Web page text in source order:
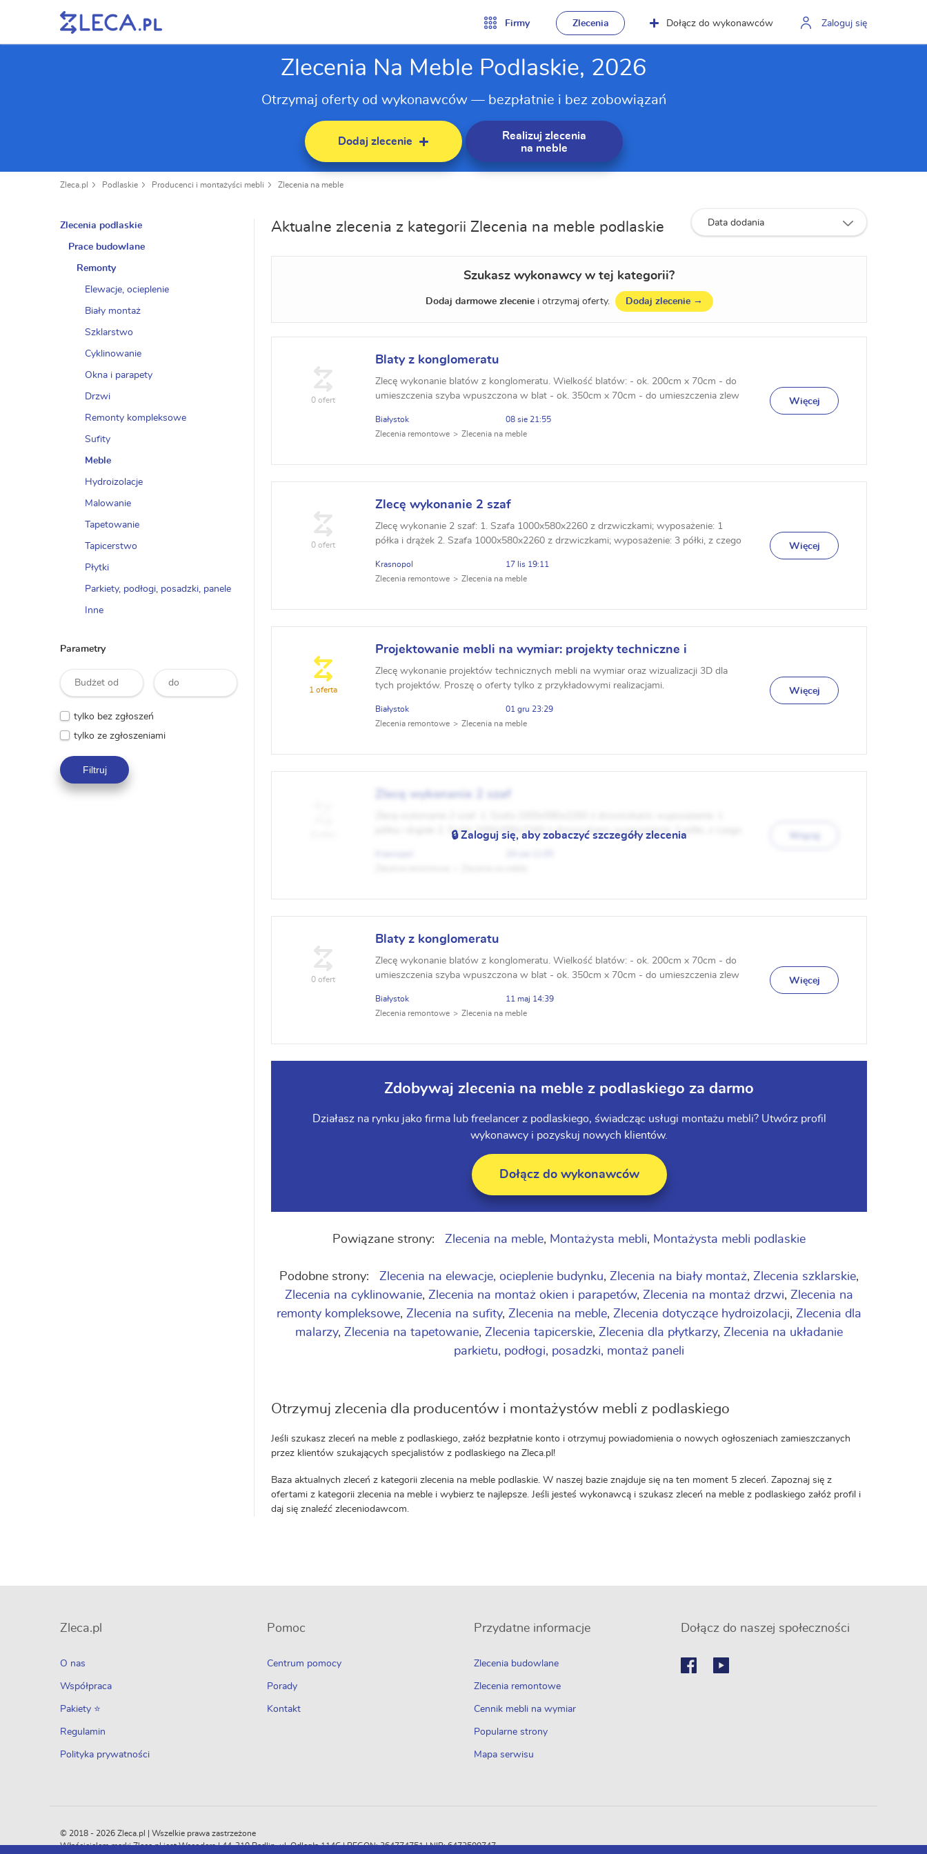
Firmy Zlecenia Dołącz do wykonawców Zaloguj się
Zlecenia Na Meble Podlaskie, 2026
Otrzymaj oferty od wykonawców — bezpłatnie i bez zobowiązań
Dodaj zlecenie
Realizuj zlecenia
na meble
Zleca.pl Podlaskie Producenci i montażyści mebli Zlecenia na meble
Data dodania
Aktualne zlecenia z kategorii Zlecenia na meble podlaskie
Szukasz wykonawcy w tej kategorii?
Dodaj darmowe zleceniei otrzymaj oferty. Dodaj zlecenie →
Blaty z konglomeratu
Zlecę wykonanie blatów z konglomeratu. Wielkość blatów: - ok. 200cm x 70cm - do
umieszczenia szyba wpuszczona w blat - ok. 350cm x 70cm - do umieszczenia zlew
Białystok
08 sie 21:55
Zlecenia remontowe
Zlecenia na meble
0 ofert Więcej
Zlecę wykonanie 2 szaf
Zlecę wykonanie 2 szaf: 1. Szafa 1000x580x2260 z drzwiczkami; wyposażenie: 1
półka i drążek 2. Szafa 1000x580x2260 z drzwiczkami; wyposażenie: 3 półki, z czego
Krasnopol
17 lis 19:11
Zlecenia remontowe
Zlecenia na meble
0 ofert Więcej
Projektowanie mebli na wymiar: projekty techniczne i
wizualizacje
Zlecę wykonanie projektów technicznych mebli na wymiar oraz wizualizacji 3D dla
tych projektów. Proszę o oferty tylko z przykładowymi realizacjami.
Białystok
01 gru 23:29
Zlecenia remontowe
Zlecenia na meble
1 oferta Więcej
Zlecę wykonanie 2 szaf
półka i drążek 2. Szafa 1000x580x2260 z drzwiczkami; wyposażenie: 3 półki, z czego
🔒 Zaloguj się, aby zobaczyć szczegóły zlecenia
Blaty z konglomeratu
Zlecę wykonanie blatów z konglomeratu. Wielkość blatów: - ok. 200cm x 70cm - do
umieszczenia szyba wpuszczona w blat - ok. 350cm x 70cm - do umieszczenia zlew
Białystok
11 maj 14:39
Zlecenia remontowe
Zlecenia na meble
0 ofert Więcej
Zdobywaj zlecenia na meble z podlaskiego za darmo
Działasz na rynku jako firma lub freelancer z podlaskiego, świadcząc usługi montażu mebli? Utwórz profil
wykonawcy i pozyskuj nowych klientów.
Dołącz do wykonawców
Powiązane strony: Zlecenia na meble, Montażysta mebli, Montażysta mebli podlaskie
Podobne strony: Zlecenia na elewacje, ocieplenie budynku, Zlecenia na biały montaż, Zlecenia szklarskie,
Zlecenia na cyklinowanie, Zlecenia na montaż okien i parapetów, Zlecenia na montaż drzwi, Zlecenia na
remonty kompleksowe, Zlecenia na sufity, Zlecenia na meble, Zlecenia dotyczące hydroizolacji, Zlecenia dla
malarzy, Zlecenia na tapetowanie, Zlecenia tapicerskie, Zlecenia dla płytkarzy, Zlecenia na układanie
parkietu, podłogi, posadzki, montaż paneli
Otrzymuj zlecenia dla producentów i montażystów mebli z podlaskiego
Jeśli szukasz zleceń na meble z podlaskiego, załóż bezpłatnie konto i otrzymuj powiadomienia o nowych ogłoszeniach zamieszczanych
przez klientów szukających specjalistów z podlaskiego na Zleca.pl!
Baza aktualnych zleceń z kategorii zlecenia na meble podlaskie. W naszej bazie znajduje się na ten moment 5 zleceń. Zapoznaj się z
ofertami z kategorii zlecenia na meble i wybierz te najlepsze. Jeśli jesteś wykonawcą i szukasz zleceń na meble z podlaskiego załóż profil i
daj się znaleźć zleceniodawcom.
Zlecenia podlaskie
Prace budowlane
Remonty
Elewacje, ocieplenie
Biały montaż
Szklarstwo
Cyklinowanie
Okna i parapety
Drzwi
Remonty kompleksowe
Sufity
Meble
Hydroizolacje
Malowanie
Tapetowanie
Tapicerstwo
Płytki
Parkiety, podłogi, posadzki, panele
Inne
Parametry
tylko bez zgłoszeń
tylko ze zgłoszeniami
Filtruj
Zleca.pl
O nas
Współpraca
Pakiety ⭐
Regulamin
Polityka prywatności
Pomoc
Centrum pomocy
Porady
Kontakt
Przydatne informacje
Zlecenia budowlane
Zlecenia remontowe
Cennik mebli na wymiar
Popularne strony
Mapa serwisu
Dołącz do naszej społeczności
© 2018 - 2026 Zleca.pl | Wszelkie prawa zastrzeżone
Właścicielem marki Zleca.pl jest Wecoders | 44-310 Radlin, ul. Odległa 114C | REGON: 364774751 | NIP: 6472500747